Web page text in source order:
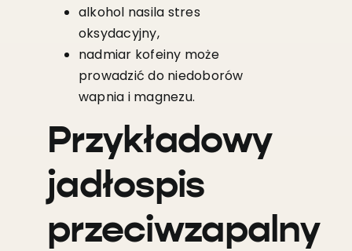
alkohol nasila stres
oksydacyjny,
nadmiar kofeiny może
prowadzić do niedoborów
wapnia i magnezu.
Przykładowy
jadłospis
przeciwzapalny